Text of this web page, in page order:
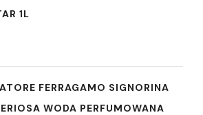
1L
FERRAGAMO SIGNORINA
WODA PERFUMOWANA